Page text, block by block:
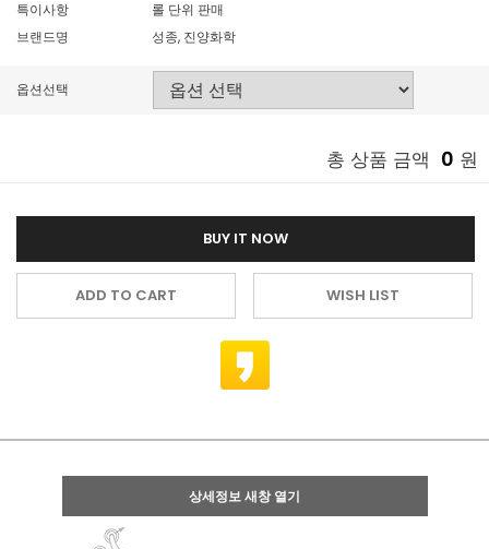
특이사항
롤 단위 판매
브랜드명
성종, 진양화학
옵션선택
총 상품 금액 0 원
BUY IT NOW
ADD TO CART WISH LIST
상세정보 새창 열기